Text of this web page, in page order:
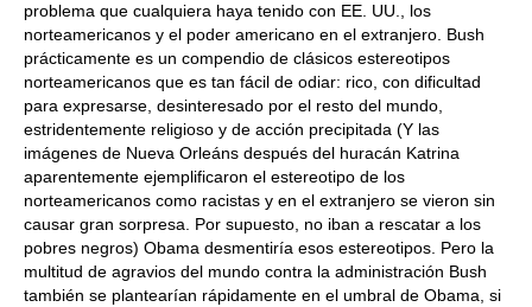
problema que cualquiera haya tenido con EE. UU., los
norteamericanos y el poder americano en el extranjero. Bush
prácticamente es un compendio de clásicos estereotipos
norteamericanos que es tan fácil de odiar: rico, con dificultad
para expresarse, desinteresado por el resto del mundo,
estridentemente religioso y de acción precipitada (Y las
imágenes de Nueva Orleáns después del huracán Katrina
aparentemente ejemplificaron el estereotipo de los
norteamericanos como racistas y en el extranjero se vieron sin
causar gran sorpresa. Por supuesto, no iban a rescatar a los
pobres negros) Obama desmentiría esos estereotipos. Pero la
multitud de agravios del mundo contra la administración Bush
también se plantearían rápidamente en el umbral de Obama, si